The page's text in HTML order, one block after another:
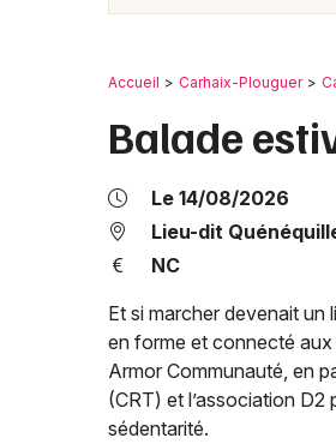
Accueil Carhaix-Plouguer
Balade
Le 14/08/2026
Lieu-dit
NC
Et si marcher devenait un
en forme et connecté
Armor Communauté, en
(CRT) et l’association
sédentarité.